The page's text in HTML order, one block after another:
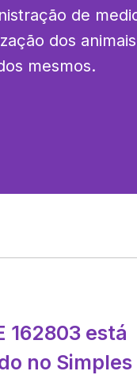
de
dos
mesmos.
162803 está
no Simples